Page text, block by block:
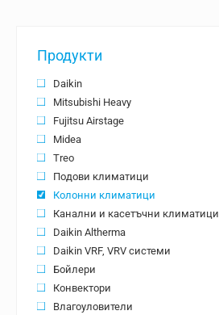
Продукти
Daikin
Mitsubishi Heavy
Fujitsu Airstage
Midea
Treo
Подови климатици
Колонни климатици
Канални и касетъчни климатици
Daikin Altherma
Daikin VRF, VRV системи
Бойлери
Конвектори
Влагоуловители